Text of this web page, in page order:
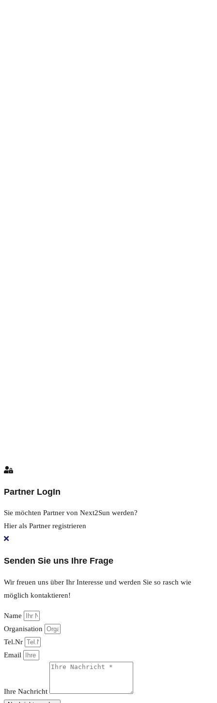
Partner LogIn
Sie möchten Partner von Next2Sun werden?
Hier als Partner registrieren
Senden Sie uns Ihre Frage
Wir freuen uns über Ihr Interesse und werden Sie so rasch wie
möglich kontaktieren!
Name
Organisation
Tel.Nr
Email
Ihre Nachricht